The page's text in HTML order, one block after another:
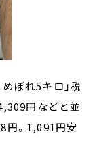
ぼれ5キロ」税
円などと並
円。1,091円安